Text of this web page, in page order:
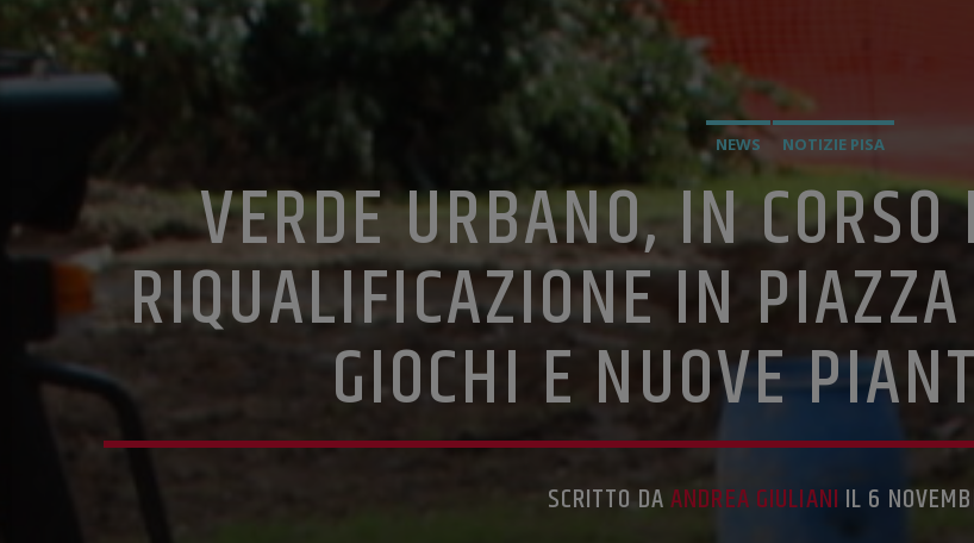
NEWS NOTIZIE PISA
VERDE URBANO, IN
RIQUALIFICAZIONE IN
GIOCHI E NUOVE
SCRITTO DAANDREA GIULIANI IL 6